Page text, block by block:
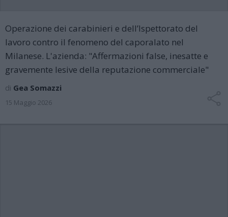
Operazione dei carabinieri e dell’Ispettorato del
lavoro contro il fenomeno del caporalato nel
Milanese. L'azienda: "Affermazioni false, inesatte e
gravemente lesive della reputazione commerciale"
di Gea Somazzi
15 Maggio 2026